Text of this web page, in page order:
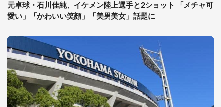
元卓球・石川佳純、イケメン陸上選手と2ショット 「メチャ可
愛い」「かわいい笑顔」「美男美女」話題に